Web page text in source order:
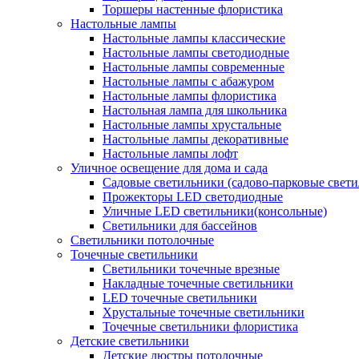
Торшеры настенные флористика
Настольные лампы
Настольные лампы классические
Настольные лампы светодиодные
Настольные лампы современные
Настольные лампы с абажуром
Настольные лампы флористика
Настольная лампа для школьника
Настольные лампы хрустальные
Настольные лампы декоративные
Настольные лампы лофт
Уличное освещение для дома и сада
Садовые светильники (садово-парковые
Прожекторы LED светодиодные
Уличные LED светильники(консольные)
Светильники для бассейнов
Светильники потолочные
Точечные светильники
Светильники точечные врезные
Накладные точечные светильники
LED точечные светильники
Хрустальные точечные светильники
Точечные светильники флористика
Детские светильники
Детские люстры потолочные